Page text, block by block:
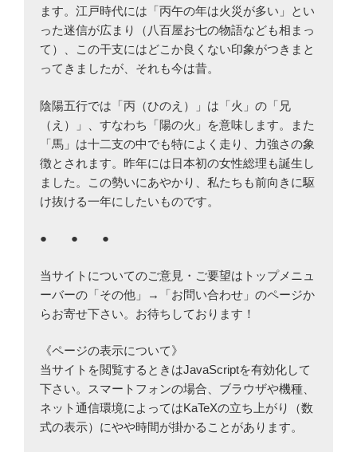
ます。江戸時代には「丙午の年は火災が多い」とい
った迷信が広まり（八百屋お七の物語なども相まっ
て）、この干支にはどこか良くない印象がつきまと
ってきましたが、それも今は昔。
陰陽五行では「丙（ひのえ）」は「火」の「兄
（え）」、すなわち「陽の火」を意味します。また
「馬」は十二支の中でも特によく走り、力強さの象
徴とされます。昨年には日本初の女性総理も誕生し
ました。この勢いにあやかり、私たちも前向きに駆
け抜ける一年にしたいものです。
● ● ●
当サイトについてのご意見・ご要望はトップメニュ
ーバーの「その他」→「お問い合わせ」のページか
らお寄せ下さい。お待ちしております！
《ページの表示について》
当サイトを閲覧するときはJavaScriptを有効化して
下さい。スマートフォンの場合、ブラウザや機種、
ネット通信環境によってはKaTeXの立ち上がり（数
式の表示）にやや時間が掛かることがあります。